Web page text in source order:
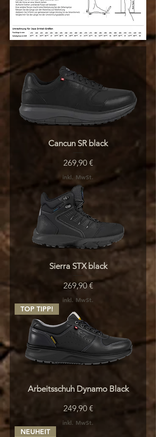
Cancun SR black
Preis
269,90 €
inkl. MwSt.
Sierra STX black
Preis
269,90 €
inkl. MwSt.
TOP TIPP!
Arbeitsschuh Dynamo Black
Preis
249,90 €
inkl. MwSt.
NEUHEIT